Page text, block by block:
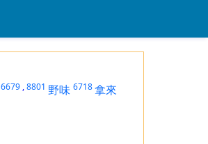
6679 ,8801 野味 6718拿來